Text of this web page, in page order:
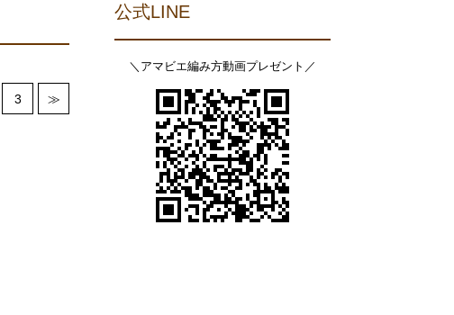
3 ≫
公式LINE
＼アマビエ編み方動画プレゼント／